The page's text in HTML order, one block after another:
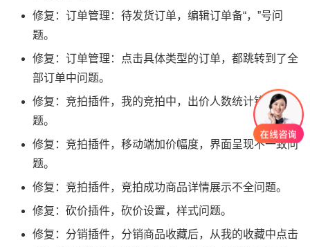
修复：订单管理：待发货订单，编辑订单备“，”号问
题。
修复：订单管理：点击具体类型的订单，都跳转到了全
部订单中问题。
修复：竞拍插件，我的竞拍中，出价人数统计错误问
题。
修复：竞拍插件，移动端加价幅度，界面呈现不一致问
题。
修复：竞拍插件，竞拍成功商品详情展示不全问题。
修复：砍价插件，砍价设置，样式问题。
修复：分销插件，分销商品收藏后，从我的收藏中点击